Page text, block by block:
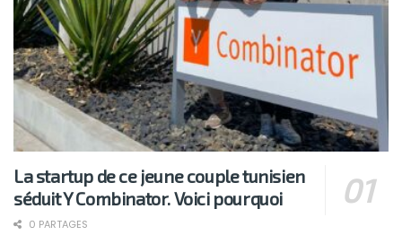
La startup de ce jeune couple tunisien
séduit Y Combinator. Voici pourquoi
0 PARTAGES